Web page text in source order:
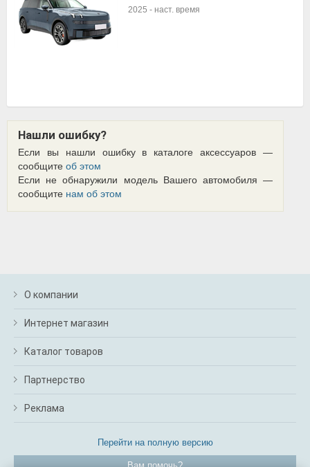
2025 - наст. время
Нашли ошибку?
Если вы нашли ошибку в каталоге аксессуаров —
сообщите об этом
Если не обнаружили модель Вашего автомобиля —
сообщите нам об этом
О компании
Интернет магазин
Каталог товаров
Партнерство
Реклама
Перейти на полную версию